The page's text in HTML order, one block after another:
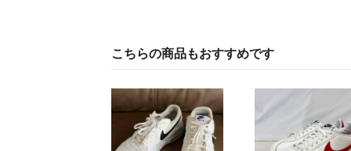
こちらの商品もおすすめです